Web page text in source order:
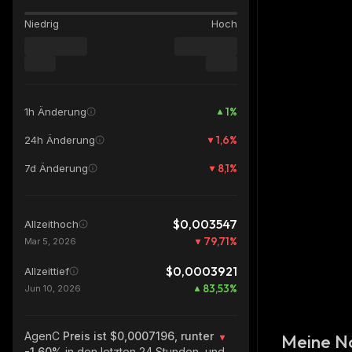
Niedrig Hoch
1h Änderung 1%
24h Änderung 1,6%
7d Änderung 8,1%
Allzeithoch $0,003547
Mar 5, 2026 79,71%
Allzeittief $0,0003921
Jun 10, 2026 83,53%
AgenC Preis ist $0,0007196, runter
Meine